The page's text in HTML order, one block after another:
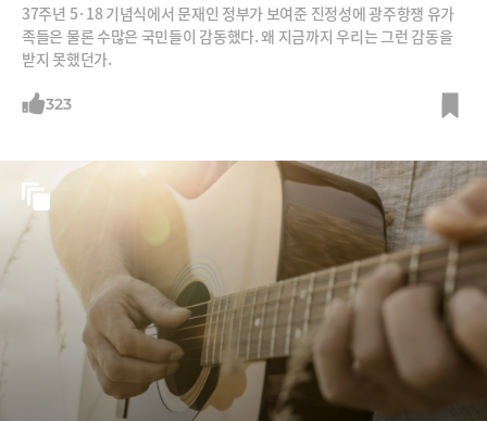
37주년 5·18 기념식에서 문재인 정부가 보여준 진정성에 광주항쟁 유가
족들은 물론 수많은 국민들이 감동했다. 왜 지금까지 우리는 그런 감동을
받지 못했던가.
323